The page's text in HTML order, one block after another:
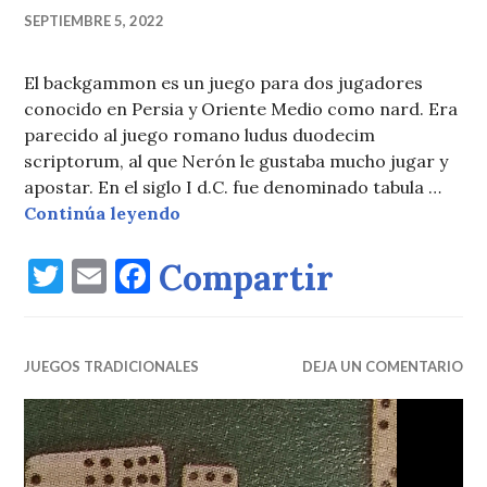
SEPTIEMBRE 5, 2022
El backgammon es un juego para dos jugadores
conocido en Persia y Oriente Medio como nard. Era
parecido al juego romano ludus duodecim
scriptorum, al que Nerón le gustaba mucho jugar y
apostar. En el siglo I d.C. fue denominado tabula …
Continúa leyendo
T
te
r
E
l
F
e
b
o
Compartir
JUEGOS TRADICIONALES DEJA UN COMENTARIO